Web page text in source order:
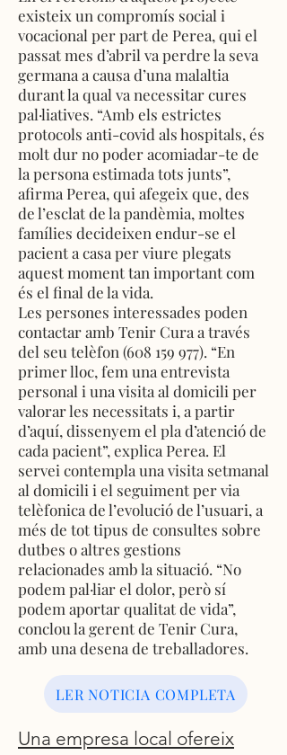
existeix un compromís social i
vocacional per part de Perea, qui el
passat mes d’abril va perdre la seva
germana a causa d’una malaltia
durant la qual va necessitar cures
pal·liatives. “Amb els estrictes
protocols anti-covid als hospitals, és
molt dur no poder acomiadar-te de
la persona estimada tots junts”,
afirma Perea, qui afegeix que, des
de l’esclat de la pandèmia, moltes
famílies decideixen endur-se el
pacient a casa per viure plegats
aquest moment tan important com
és el final de la vida.
Les persones interessades poden
contactar amb Tenir Cura a través
del seu telèfon (608 159 977). “En
primer lloc, fem una entrevista
personal i una visita al domicili per
valorar les necessitats i, a partir
d’aquí, dissenyem el pla d’atenció de
cada pacient”, explica Perea. El
servei contempla una visita setmanal
al domicili i el seguiment per via
telèfonica de l’evolució de l’usuari, a
més de tot tipus de consultes sobre
dutbes o altres gestions
relacionades amb la situació. “No
podem pal·liar el dolor, però sí
podem aportar qualitat de vida”,
conclou la gerent de Tenir Cura,
amb una desena de treballadores.
LER NOTICIA COMPLETA
Una empresa local ofereix